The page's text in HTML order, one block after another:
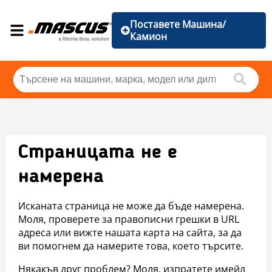
Поставете Машина/
Камион
Страницата не е
намерена
Исканата страница не може да бъде намерена.
Моля, проверете за правописни грешки в URL
адреса или вижте нашата карта на сайта, за да
ви помогнем да намерите това, което търсите.
Някакъв друг проблем? Моля, изпратете имейл